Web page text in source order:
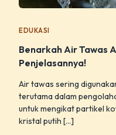
EDUKASI
Benarkah Air Tawas
Penjelasannya!
Air tawas sering
terutama dalam
untuk mengikat partikel
kristal putih […]